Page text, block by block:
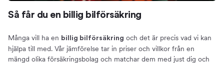
Så får du en billig bilförsäkring
Många vill ha en billig bilförsäkring och det är precis vad vi kan
hjälpa till med. Vår jämförelse tar in priser och villkor från en
mängd olika försäkringsbolag och matchar dem med just dig och